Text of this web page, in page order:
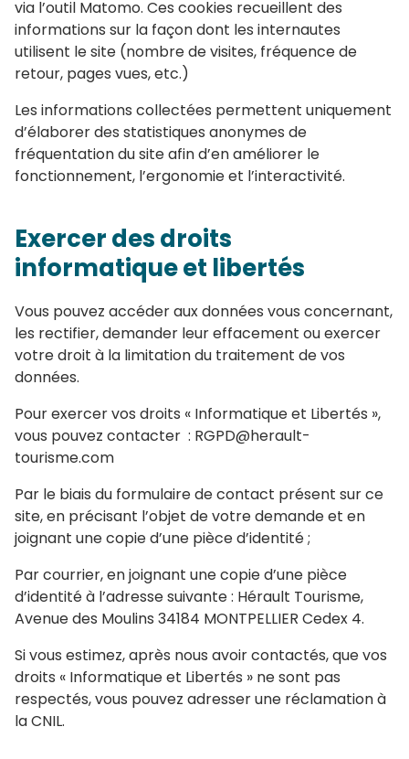
via l’outil Matomo. Ces cookies recueillent des
informations sur la façon dont les internautes
utilisent le site (nombre de visites, fréquence de
retour, pages vues, etc.)
Les informations collectées permettent uniquement
d’élaborer des statistiques anonymes de
fréquentation du site afin d’en améliorer le
fonctionnement, l’ergonomie et l’interactivité.
Exercer des droits
informatique et libertés
Vous pouvez accéder aux données vous concernant,
les rectifier, demander leur effacement ou exercer
votre droit à la limitation du traitement de vos
données.
Pour exercer vos droits « Informatique et Libertés »,
vous pouvez contacter : RGPD@herault-
tourisme.com
Par le biais du formulaire de contact présent sur ce
site, en précisant l’objet de votre demande et en
joignant une copie d’une pièce d’identité ;
Par courrier, en joignant une copie d’une pièce
d’identité à l’adresse suivante : Hérault Tourisme,
Avenue des Moulins 34184 MONTPELLIER Cedex 4.
Si vous estimez, après nous avoir contactés, que vos
droits « Informatique et Libertés » ne sont pas
respectés, vous pouvez adresser une réclamation à
la CNIL.